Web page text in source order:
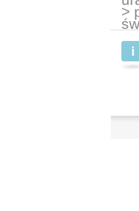
>